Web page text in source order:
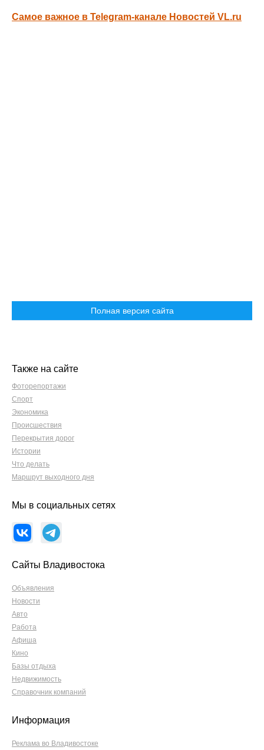
Самое важное в Telegram-канале Новостей VL.ru
Полная версия сайта
Также на сайте
Фоторепортажи
Спорт
Экономика
Происшествия
Перекрытия дорог
Истории
Что делать
Маршрут выходного дня
Мы в социальных сетях
Сайты Владивостока
Объявления
Новости
Авто
Работа
Афиша
Кино
Базы отдыха
Недвижимость
Справочник компаний
Информация
Реклама во Владивостоке